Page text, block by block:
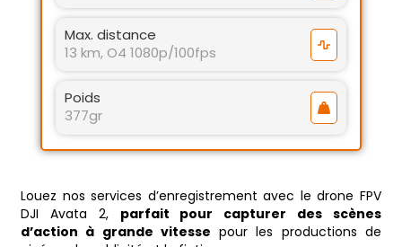
Max. distance
13 km, O4 1080p/100fps
Poids
377gr
Louez nos services d’enregistrement avec le drone FPV
DJI Avata 2, parfait pour capturer des scènes
d’action à grande vitesse pour les productions de